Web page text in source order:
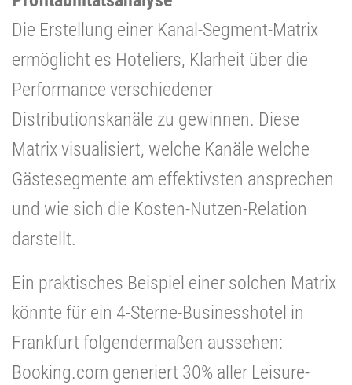
Die Erstellung einer Kanal-Segment-Matrix
ermöglicht es Hoteliers, Klarheit über die
Performance verschiedener
Distributionskanäle zu gewinnen. Diese
Matrix visualisiert, welche Kanäle welche
Gästesegmente am effektivsten ansprechen
und wie sich die Kosten-Nutzen-Relation
darstellt.
Ein praktisches Beispiel einer solchen Matrix
könnte für ein 4-Sterne-Businesshotel in
Frankfurt folgendermaßen aussehen:
Booking.com generiert 30% aller Leisure-